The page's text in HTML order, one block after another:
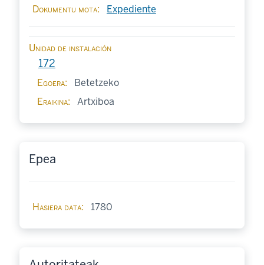
Dokumentu mota
Expediente
Unidad de instalación
172
Egoera
Betetzeko
Eraikina
Artxiboa
Epea
Hasiera data 1780